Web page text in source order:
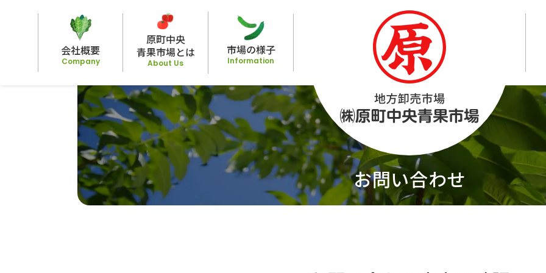
会社概要
Company
原町中央
⻘果市場とは
About Us
市場の様⼦
Information
お問い合わせ